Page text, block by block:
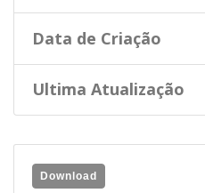
Data de Criação
Ultima Atualização
Download